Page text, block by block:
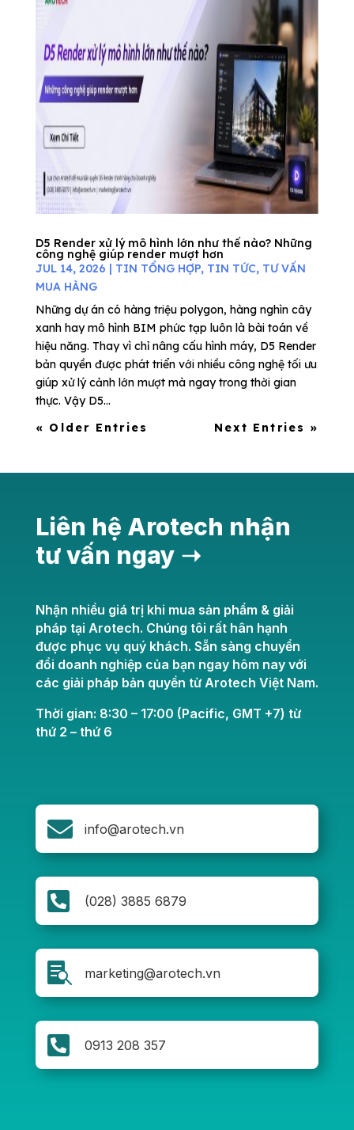
D5 Render xử lý mô hình lớn như thế nào? Những
công nghệ giúp render mượt hơn
JUL 14, 2026 | TIN TỔNG HỢP, TIN TỨC, TƯ VẤN
MUA HÀNG
Những dự án có hàng triệu polygon, hàng nghìn cây
xanh hay mô hình BIM phức tạp luôn là bài toán về
hiệu năng. Thay vì chỉ nâng cấu hình máy, D5 Render
bản quyền được phát triển với nhiều công nghệ tối ưu
giúp xử lý cảnh lớn mượt mà ngay trong thời gian
thực. Vậy D5...
« Older Entries
Next Entries »
Liên hệ Arotech nhận
tư vấn ngay ➝
Nhận nhiều giá trị khi mua sản phẩm & giải
pháp tại Arotech. Chúng tôi rất hân hạnh
được phục vụ quý khách. Sẵn sàng chuyển
đổi doanh nghiệp của bạn ngay hôm nay với
các giải pháp bản quyền từ Arotech Việt Nam.
Thời gian: 8:30 – 17:00 (Pacific, GMT +7) từ
thứ 2 – thứ 6
 info@arotech.vn
 (028) 3885 6879
 marketing@arotech.vn
 0913 208 357